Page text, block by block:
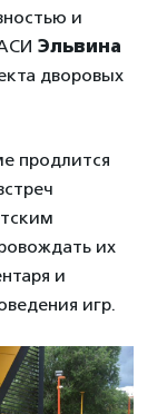
и
Эльвина
дворовых
продлится
их
и
игр.